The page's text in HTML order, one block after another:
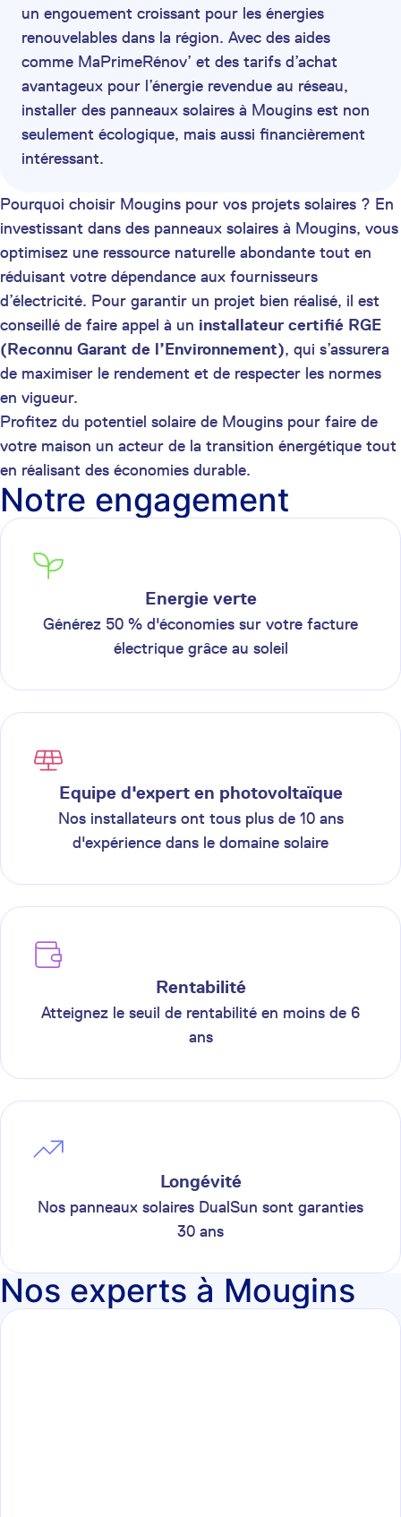
un engouement croissant pour les énergies
renouvelables dans la région. Avec des aides
comme MaPrimeRénov’ et des tarifs d’achat
avantageux pour l’énergie revendue au réseau,
installer des panneaux solaires à Mougins est non
seulement écologique, mais aussi financièrement
intéressant.
Pourquoi choisir Mougins pour vos projets solaires ? En
investissant dans des panneaux solaires à Mougins, vous
optimisez une ressource naturelle abondante tout en
réduisant votre dépendance aux fournisseurs
d’électricité. Pour garantir un projet bien réalisé, il est
conseillé de faire appel à un installateur certifié RGE
(Reconnu Garant de l’Environnement), qui s’assurera
de maximiser le rendement et de respecter les normes
en vigueur.
Profitez du potentiel solaire de Mougins pour faire de
votre maison un acteur de la transition énergétique tout
en réalisant des économies durable.
Notre engagement
Energie verte
Générez 50 % d'économies sur votre facture
électrique grâce au soleil
Equipe d'expert en photovoltaïque
Nos installateurs ont tous plus de 10 ans
d'expérience dans le domaine solaire
Rentabilité
Atteignez le seuil de rentabilité en moins de 6
ans
Longévité
Nos panneaux solaires DualSun sont garanties
30 ans
Nos experts à Mougins